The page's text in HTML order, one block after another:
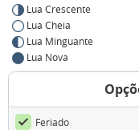
Lua Crescente
Lua Cheia
Lua Minguante
Lua Nova
Feriado